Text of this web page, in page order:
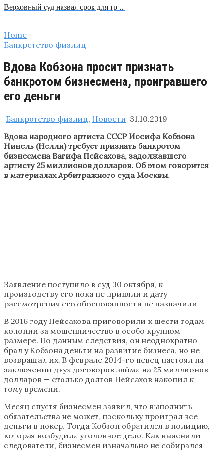
Верховный суд назвал срок для тр …
Home
Банкротство физлиц
Вдова Кобзона просит признать
банкротом бизнесмена, проигравшего
его деньги
Банкротство физлиц, Новости 31.10.2019
Вдова народного артиста СССР Иосифа Кобзона
Нинель (Нелли) требует признать банкротом
бизнесмена Вагифа Пейсахова, задолжавшего
артисту 25 миллионов долларов. Об этом говорится
в материалах Арбитражного суда Москвы.
Заявление поступило в суд 30 октября, к
производству его пока не приняли и дату
рассмотрения его обоснованности не назначили.
В 2016 году Пейсахова приговорили к шести годам
колонии за мошенничество в особо крупном
размере. По данным следствия, он неоднократно
брал у Кобзона деньги на развитие бизнеса, но не
возвращал их. В феврале 2014-го певец настоял на
заключении двух договоров займа на 25 миллионов
долларов — столько долгов Пейсахов накопил к
тому времени.
Месяц спустя бизнесмен заявил, что выполнить
обязательства не может, поскольку проиграл все
деньги в покер. Тогда Кобзон обратился в полицию,
которая возбудила уголовное дело. Как выяснили
следователи, бизнесмен изначально не собирался